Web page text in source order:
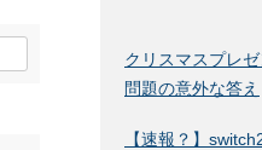
クリスマスプレ
問題の意外な答え
【速報？】